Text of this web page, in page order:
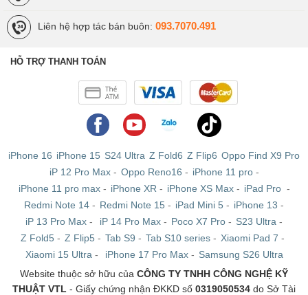
Liên hệ hợp tác bán buôn: 093.7070.491
HỖ TRỢ THANH TOÁN
iPhone 16 iPhone 15 S24 Ultra Z Fold6 Z Flip6 Oppo Find X9 Pro
iP 12 Pro Max- Oppo Reno16 - iPhone 11 pro-
iPhone 11 pro max- iPhone XR - iPhone XS Max- iPad Pro -
Redmi Note 14 - Redmi Note 15 - iPad Mini 5 - iPhone 13 -
iP 13 Pro Max - iP 14 Pro Max - Poco X7 Pro - S23 Ultra -
Z Fold5 - Z Flip5 - Tab S9 - Tab S10 series - Xiaomi Pad 7 -
Xiaomi 15 Ultra - iPhone 17 Pro Max- Samsung S26 Ultra
Website thuộc sở hữu của CÔNG TY TNHH CÔNG NGHỆ KỸ
THUẬT VTL - Giấy chứng nhận ĐKKD số 0319050534 do Sở Tài